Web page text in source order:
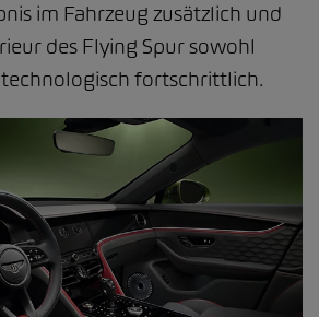
im Fahrzeug zusätzlich und
des Flying Spur sowohl
fortschrittlich.